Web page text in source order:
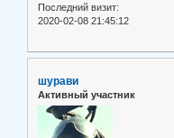
Последний визит:
2020-02-08 21:45:12
шурави
Активный участник